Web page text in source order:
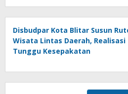
Disbudpar Kota Blitar Susun
Wisata Lintas Daerah, Realisasi
Tunggu Kesepakatan